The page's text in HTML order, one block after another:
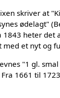
skriver at
ødelagt"
1843 heter det
et nyt og
"1 gl.
1661 til